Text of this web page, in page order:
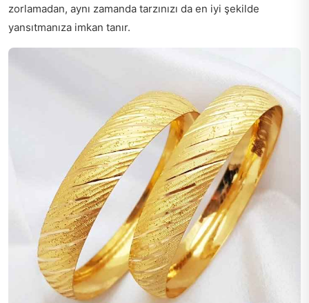
zorlamadan, aynı zamanda tarzınızı da en iyi şekilde
yansıtmanıza imkan tanır.